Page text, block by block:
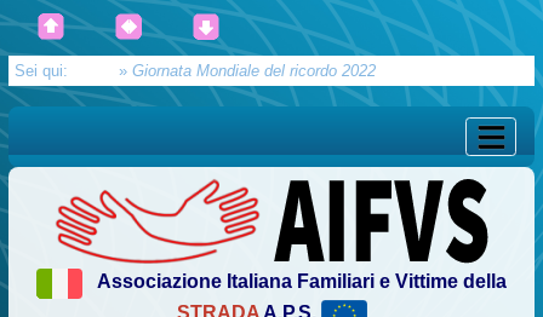
Sei qui: » Giornata Mondiale del ricordo 2022
Associazione Italiana Familiari e Vittime della
STRADAA.P.S.